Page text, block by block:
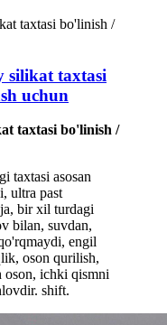
silikat taxtasi
uchun
taxtasi bo'linish /
taxtasi asosan
ultra past
bir xil turdagi
bilan, suvdan,
engil
oson qurilish,
oson, ichki qismni
shift.